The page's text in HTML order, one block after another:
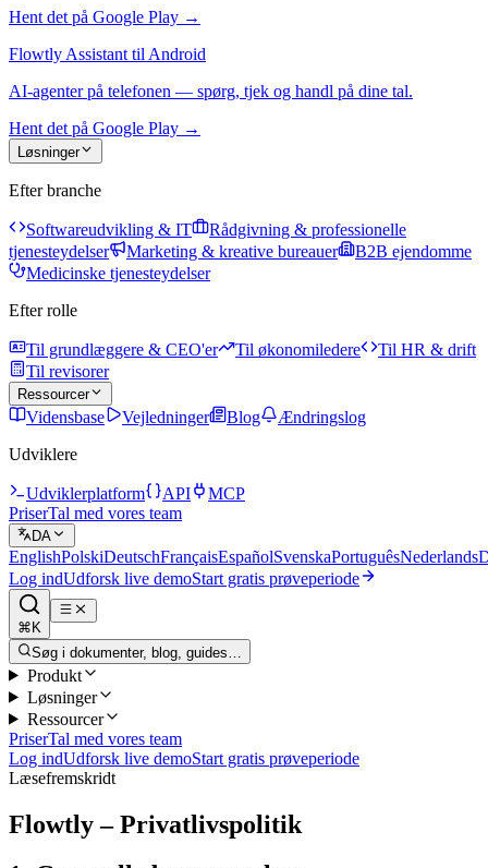
Hent det på Google Play →
Flowtly Assistant til Android
AI-agenter på telefonen — spørg, tjek og handl på dine tal.
Hent det på Google Play →
Løsninger
Efter branche
Softwareudvikling & IT
Rådgivning & professionelle
tjenesteydelser
Marketing & kreative bureauer
B2B ejendomme
Medicinske tjenesteydelser
Efter rolle
Til grundlæggere & CEO'er Til økonomiledere
Til HR & drift
Til revisorer
Ressourcer
Vidensbase Vejledninger Blog
Ændringslog
Udviklere
Udviklerplatform API
MCP
PriserTal med vores team
DA
EnglishPolskiDeutschFrançaisEspañolSvenskaPortuguêsNederlands
Log indUdforsk live demoStart gratis prøveperiode
⌘K
Søg i dokumenter, blog, guides…
Produkt
Løsninger
Ressourcer
PriserTal med vores team
Log indUdforsk live demoStart gratis prøveperiode
Læsefremskridt
Flowtly – Privatlivspolitik